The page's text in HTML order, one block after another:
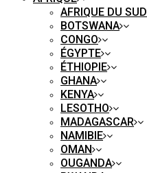
AFRIQUE DU SUD
BOTSWANA
CONGO
ÉGYPTE
ÉTHIOPIE
GHANA
KENYA
LESOTHO
MADAGASCAR
NAMIBIE
OMAN
OUGANDA